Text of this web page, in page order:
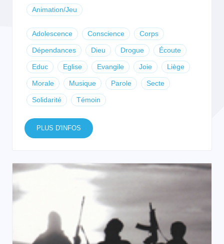
Animation/Jeu
Adolescence Conscience Corps
Dépendances Dieu Drogue Écoute
Educ Eglise Evangile Joie Liège
Morale Musique Parole Secte
Solidarité Témoin
PLUS D'INFOS